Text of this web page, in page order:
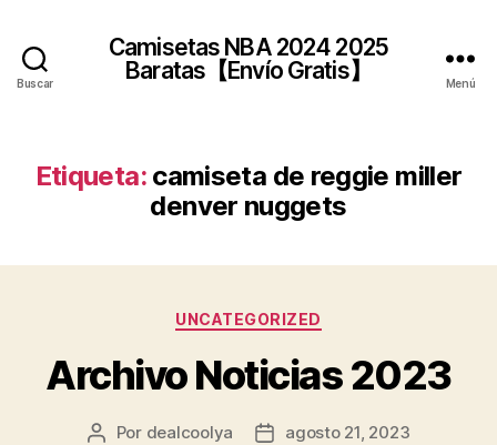
Buscar
Camisetas NBA 2024 2025
Baratas【Envío Gratis】
Menú
Etiqueta: camiseta de reggie miller
denver nuggets
Categorías
UNCATEGORIZED
Archivo Noticias 2023
Autor
Por dealcoolya
Fechaagosto 21, 2023